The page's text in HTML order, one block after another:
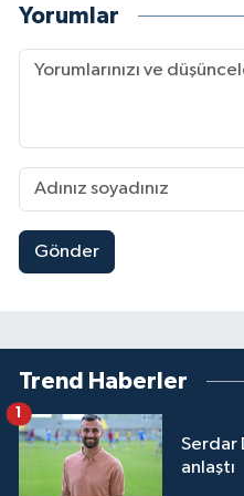
Yorumlar
Gönder
Trend Haberler
Serdar
anlaştı